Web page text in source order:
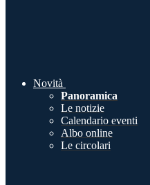
Novità
Panoramica
Le notizie
Calendario eventi
Albo online
Le circolari